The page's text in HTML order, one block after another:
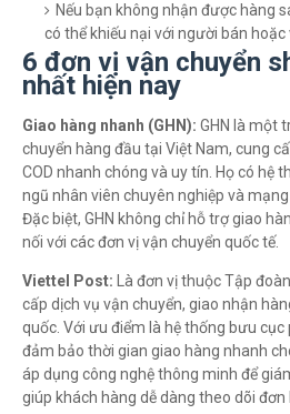
Nếu bạn không nhận được hàng
có thể khiếu nại với người bán hoặc
6 đơn vị vận chuyển
nhất hiện nay
Giao hàng nhanh (GHN): GHN là một
chuyển hàng đầu tại Việt Nam, cung
COD nhanh chóng và uy tín. Họ có hệ
ngũ nhân viên chuyên nghiệp và
Đặc biệt, GHN không chỉ hỗ trợ giao
nối với các đơn vị vận chuyển quốc tế.
Viettel Post: Là đơn vị thuộc Tập
cấp dịch vụ vận chuyển, giao nhận
quốc. Với ưu điểm là hệ thống bưu
đảm bảo thời gian giao hàng nhanh
áp dụng công nghệ thông minh để
giúp khách hàng dễ dàng theo dõi đơn